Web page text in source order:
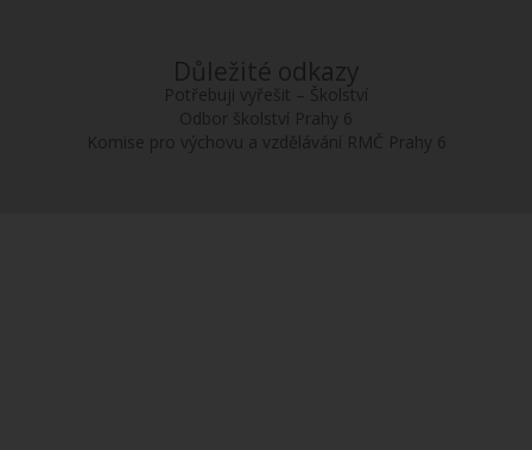
Důležité odkazy
Potřebuji vyřešit – Školství
Odbor školství Prahy 6
Komise pro výchovu a vzdělávání RMČ Prahy 6